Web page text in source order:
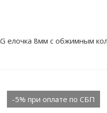
елочка 8мм с обжимным
-5% при оплате по СБП